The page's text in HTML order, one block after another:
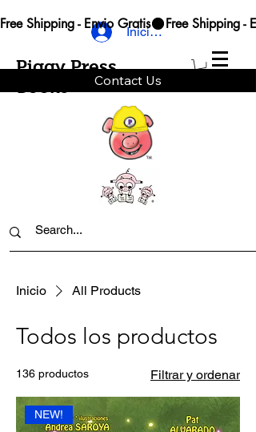
Piggy Press
Contact Us
Iniciar sesión
Free Shipping - Envio Gratis
Inicio All Products
Todos los productos
136 productos Filtrar y ordenar
NEW!